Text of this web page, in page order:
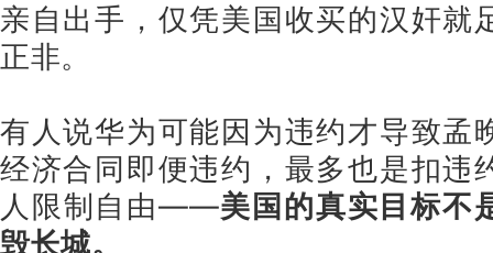
亲自出手，仅凭美国收买的汉奸就
正非。
有人说华为可能因为违约才导致孟
经济合同即便违约，最多也是扣违
人限制自由——美国的真实目标不
毁长城。